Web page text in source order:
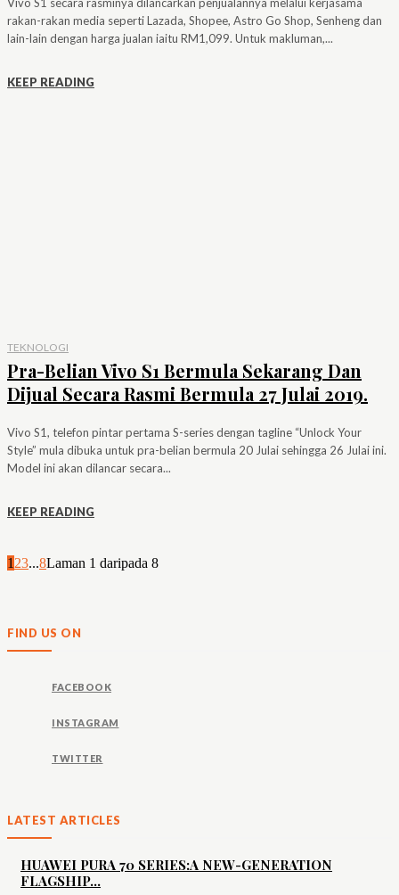
rakan-rakan media seperti Lazada, Shopee, Astro Go Shop, Senheng dan
lain-lain dengan harga jualan iaitu RM1,099. Untuk makluman,...
KEEP READING
TEKNOLOGI
Pra-Belian Vivo S1 Bermula Sekarang Dan
Dijual Secara Rasmi Bermula 27 Julai 2019.
Vivo S1, telefon pintar pertama S-series dengan tagline “Unlock Your
Style” mula dibuka untuk pra-belian bermula 20 Julai sehingga 26 Julai ini.
Model ini akan dilancar secara...
KEEP READING
1 23...8Laman 1 daripada 8
FIND US ON
FACEBOOK
INSTAGRAM
TWITTER
LATEST ARTICLES
HUAWEI PURA 70 SERIES:A NEW-GENERATION
FLAGSHIP...